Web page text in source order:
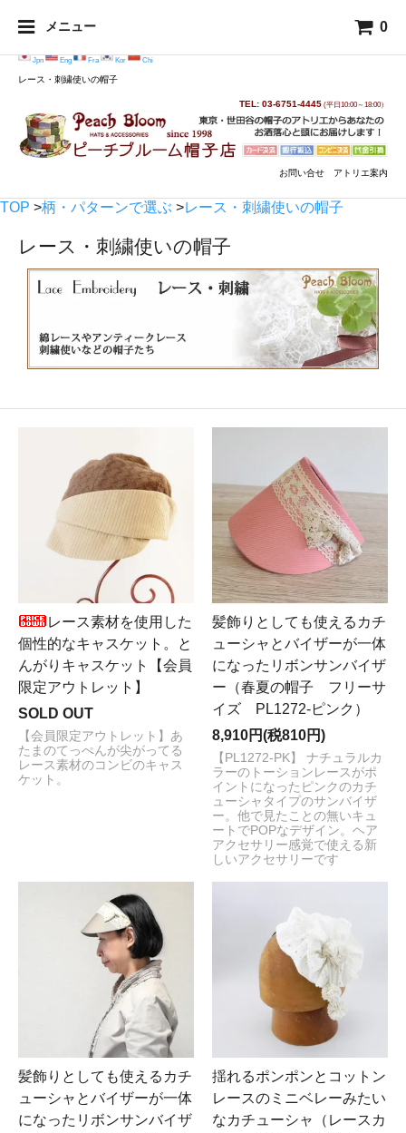
メニュー 0
Jpn Eng Fra Kor Chi
レース・刺繍使いの帽子
TEL: 03-6751-4445 (平日10:00～18:00）
お問い合せ アトリエ案内
TOP >柄・パターンで選ぶ >レース・刺繍使いの帽子
レース・刺繍使いの帽子
レース素材を使用した
個性的なキャスケット。と
んがりキャスケット【会員
限定アウトレット】
SOLD OUT
【会員限定アウトレット】あ
たまのてっぺんが尖がってる
レース素材のコンビのキャス
ケット。
髪飾りとしても使えるカチ
ューシャとバイザーが一体
になったリボンサンバイザ
ー（春夏の帽子 フリーサ
イズ PL1272-ピンク）
8,910円(税810円)
【PL1272-PK】 ナチュラルカ
ラーのトーションレースがポ
イントになったピンクのカチ
ューシャタイプのサンバイザ
ー。他で見たことの無いキュ
ートでPOPなデザイン。ヘア
アクセサリー感覚で使える新
しいアクセサリーです
髪飾りとしても使えるカチ
ューシャとバイザーが一体
になったリボンサンバイザ
揺れるポンポンとコットン
レースのミニベレーみたい
なカチューシャ（レースカ